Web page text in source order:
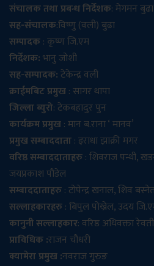
संचालक तथा प्रबन्ध निर्देशक: मेगमन बुढा
सह-संचालक:विष्णु (वली) बुढा
सम्पादक: कृष्ण जि.एम
निर्देशक:भानु जोशी
सह-सम्पादक:टेकेन्द्र वली
क्राईमबिट प्रमुख: सागर थापा
जिल्ला ब्युरो: टेकबहादुर पुन
कार्यक्रम प्रमुख: मान ब.राना ‘ मानव’
प्रमुख सम्बाददाता: इराधा झाक्री मगर
वरिष्ठ सम्बाददाताहरु: शिवराज पन्थी,
जयप्रकाश पौडेल
सम्बाददाताहरु: टोपेन्द्र खनाल, शिव
सल्लाहकारहरु: बिपुल पोख्रेल, उदय
कानुनी सल्लाहकार: वरिष्ठ अधिवक्ता
प्राविधिक :राजन चौधरी
क्यामेरा प्रमुख :नवराज गुरुङ